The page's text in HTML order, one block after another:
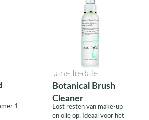
1
Jane Iredale
Botanical Brush
Cleaner
Lost resten van make-up
en olie op. Ideaal voor het